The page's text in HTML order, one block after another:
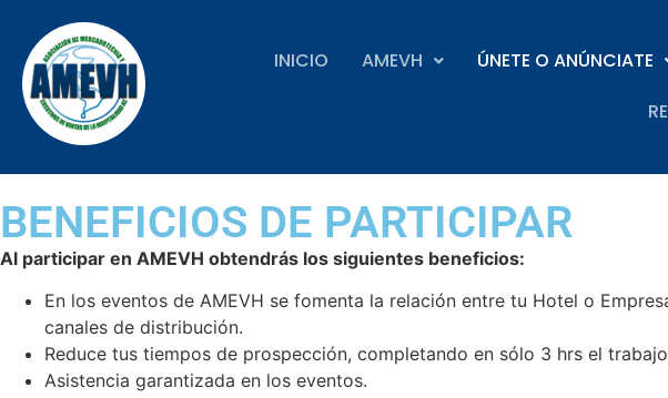
INICIO AMEVH ÚNETE O ANÚNCIATE
BENEFICIOS DE PARTICIPAR
Al participar en AMEVH obtendrás los siguientes beneficios:
En los eventos de AMEVH se fomenta la relación entre tu Hotel o
canales de distribución.
Reduce tus tiempos de prospección, completando en sólo 3 hrs el
Asistencia garantizada en los eventos.